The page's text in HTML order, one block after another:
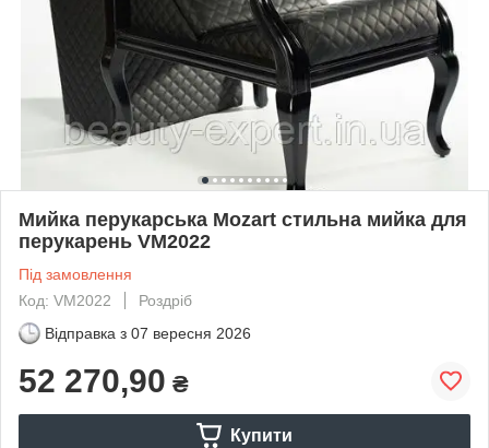
Мийка перукарська Mozart стильна мийка для
перукарень VM2022
Під замовлення
Код: VM2022
Роздріб
Відправка з 07 вересня 2026
52 270,90 ₴
Купити